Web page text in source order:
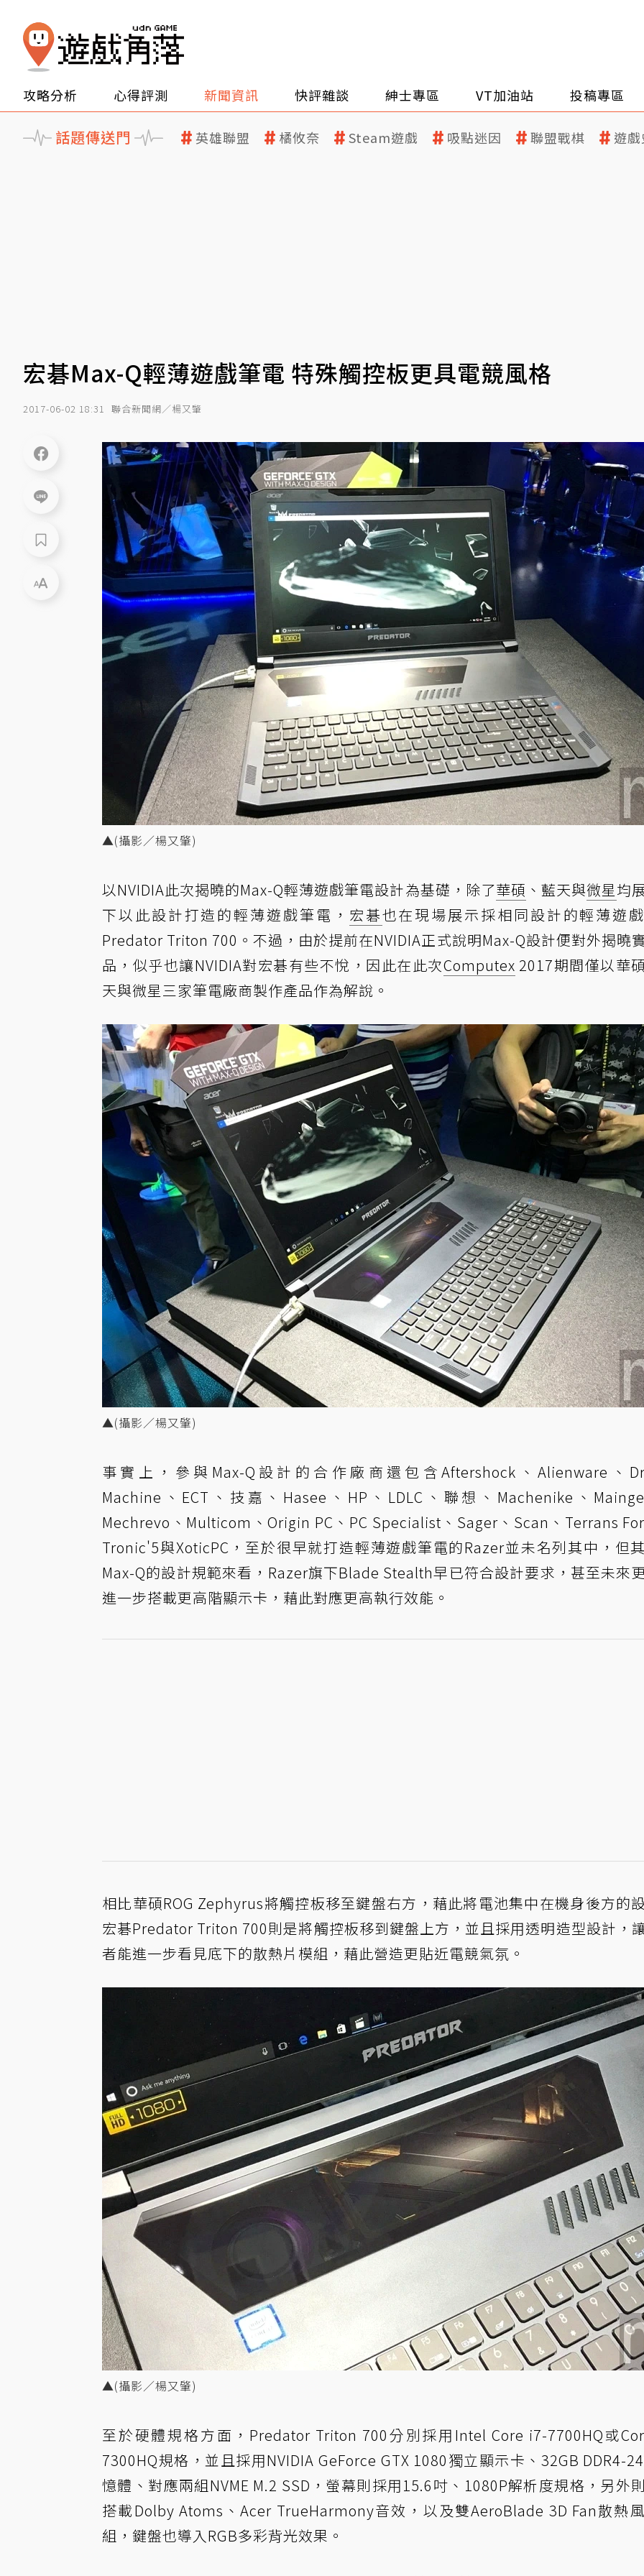
攻略分析 心得評測 新聞資訊 快評雜談 紳士專區 VT加油站 投稿專區
話題傳送門 英雄聯盟 橘攸奈 Steam遊戲 吸點迷因 聯盟戰棋 遊
宏碁Max-Q輕薄遊戲筆電 特殊觸控板更具電競風格
2017-06-02 18:31 聯合新聞網／楊又肇
▲(攝影／楊又肇)
以NVIDIA此次揭曉的Max-Q輕薄遊戲筆電設計為基礎，除了華碩 、藍天與微星均
下以此設計打造的輕薄遊戲筆電， 宏碁也在現場展示採相同設計的輕薄遊
Predator Triton 700。不過，由於提前在NVIDIA正式說明Max-Q設計便對外揭曉
品，似乎也讓NVIDIA對宏碁有些不悅，因此在此次Computex 2017期間僅以華
天與微星三家筆電廠商製作產品作為解說。
▲(攝影／楊又肇)
事實上，參與Max-Q設計的合作廠商還包含Aftershock、Alienware、
Machine、ECT、技嘉、Hasee、HP、LDLC、聯想、Machenike、
Mechrevo、Multicom、Origin PC、PC Specialist、Sager、Scan、Terrans
Tronic'5與XoticPC，至於很早就打造輕薄遊戲筆電的Razer並未名列其中，但
Max-Q的設計規範來看，Razer旗下Blade Stealth早已符合設計要求，甚至未來
進一步搭載更高階顯示卡，藉此對應更高執行效能。
相比華碩ROG Zephyrus將觸控板移至鍵盤右方，藉此將電池集中在機身後方的
宏碁Predator Triton 700則是將觸控板移到鍵盤上方，並且採用透明造型設計，
者能進一步看見底下的散熱片模組，藉此營造更貼近電競氣氛。
▲(攝影／楊又肇)
至於硬體規格方面，Predator Triton 700分別採用Intel Core i7-7700HQ或
7300HQ規格，並且採用NVIDIA GeForce GTX 1080獨立顯示卡、32GB DDR4-
憶體、對應兩組NVME M.2 SSD，螢幕則採用15.6吋、1080P解析度規格，另外
搭載Dolby Atoms、Acer TrueHarmony音效，以及雙AeroBlade 3D Fan散熱
組，鍵盤也導入RGB多彩背光效果。